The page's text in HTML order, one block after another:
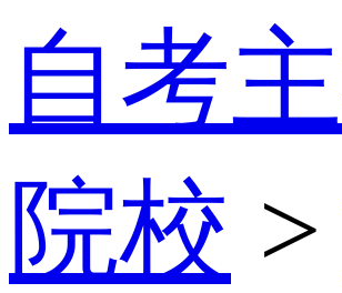
自考
院校 >